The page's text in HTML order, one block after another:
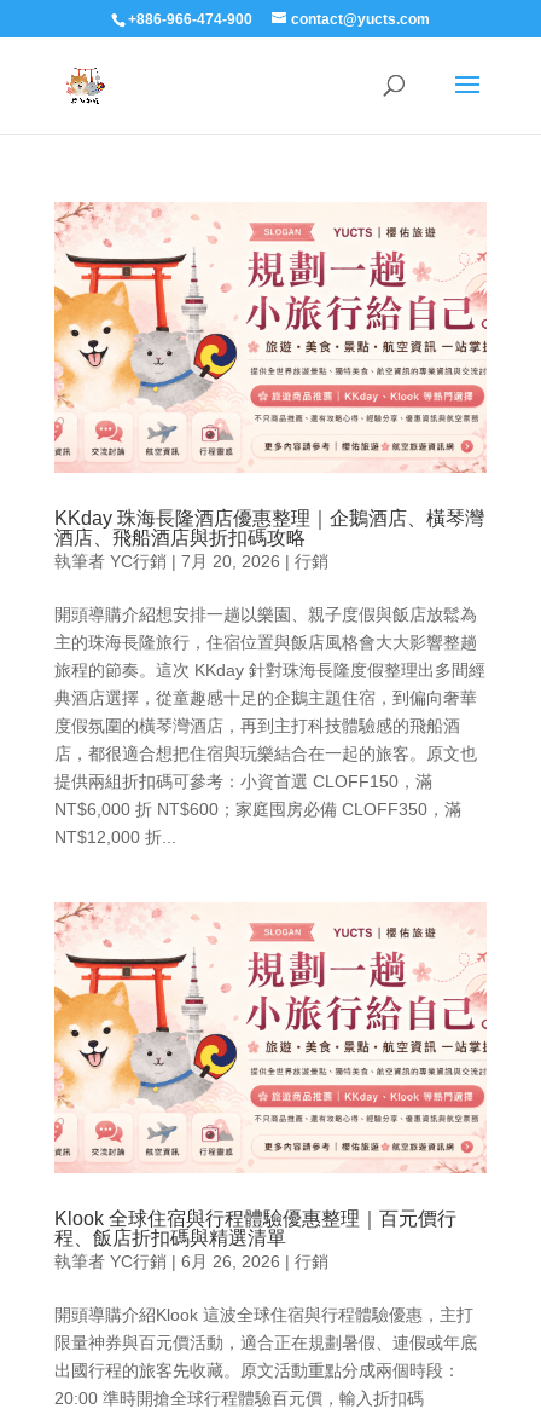
+886-966-474-900 contact@yucts.com
KKday 珠海長隆酒店優惠整理｜企鵝酒店、橫琴灣
酒店、飛船酒店與折扣碼攻略
執筆者 YC行銷| 7月 20, 2026 | 行銷
開頭導購介紹想安排一趟以樂園、親子度假與飯店放鬆為
主的珠海長隆旅行，住宿位置與飯店風格會大大影響整趟
旅程的節奏。這次 KKday 針對珠海長隆度假整理出多間經
典酒店選擇，從童趣感十足的企鵝主題住宿，到偏向奢華
度假氛圍的橫琴灣酒店，再到主打科技體驗感的飛船酒
店，都很適合想把住宿與玩樂結合在一起的旅客。原文也
提供兩組折扣碼可參考：小資首選 CLOFF150，滿
NT$6,000 折 NT$600；家庭囤房必備 CLOFF350，滿
NT$12,000 折...
Klook 全球住宿與行程體驗優惠整理｜百元價行
程、飯店折扣碼與精選清單
執筆者 YC行銷| 6月 26, 2026 | 行銷
開頭導購介紹Klook 這波全球住宿與行程體驗優惠，主打
限量神券與百元價活動，適合正在規劃暑假、連假或年底
出國行程的旅客先收藏。原文活動重點分成兩個時段：
20:00 準時開搶全球行程體驗百元價，輸入折扣碼